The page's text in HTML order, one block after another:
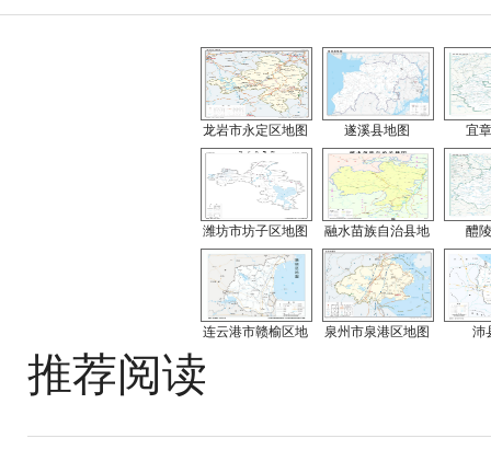
龙岩市永定区地图 遂溪县地图 宜
潍坊市坊子区地图 融水苗族自治县地 醴
连云港市赣榆区地 泉州市泉港区地图 沛
推荐阅读